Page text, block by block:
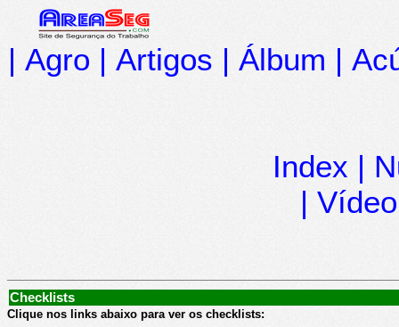
| Agro | Artigos | Álbum |
Index |
| Vídeo
Checklists
Clique nos links abaixo para ver os checklists: